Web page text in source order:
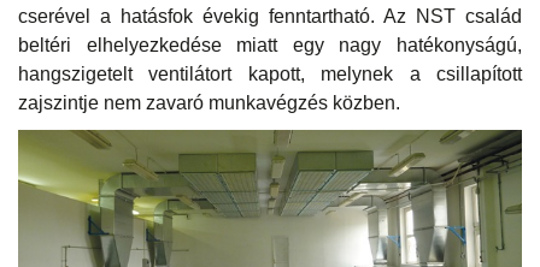
cserével a hatásfok évekig fenntartható. Az NST család
beltéri elhelyezkedése miatt egy nagy hatékonyságú,
hangszigetelt ventilátort kapott, melynek a csillapított
zajszintje nem zavaró munkavégzés közben.